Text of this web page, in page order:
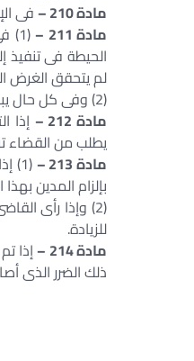
مادة 210 –
فى
مادة 211 –
الحيطة فى تنفيذ
لم يتحقق الغرض
(2) وفى كل حال يبقى المدين مسئولا عما يأتيه من غش أو خطأ جسيم.
مادة 212 –
إذا
يطلب من القضاء
مادة 213 –
(1)
بإلزام المدين
(2) وإذا رأى
للزيادة.
مادة 214 –
إذا
ذلك الضرر الذى